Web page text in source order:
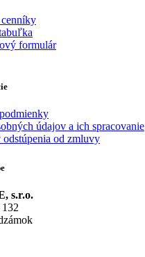
formulár
údajov a ich spracovanie
odstúpenia od zmluvy
s.r.o.